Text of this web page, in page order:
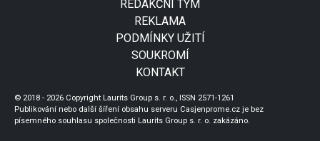
REDAKČNÍ TÝM
REKLAMA
PODMÍNKY UŽITÍ
SOUKROMÍ
KONTAKT
© 2018 - 2026 Copyright Laurits Group s. r. o., ISSN 2571-1261
Publikování nebo další šíření obsahu serveru Casjenprome.cz je bez
písemného souhlasu společnosti Laurits Group s. r. o. zakázáno.